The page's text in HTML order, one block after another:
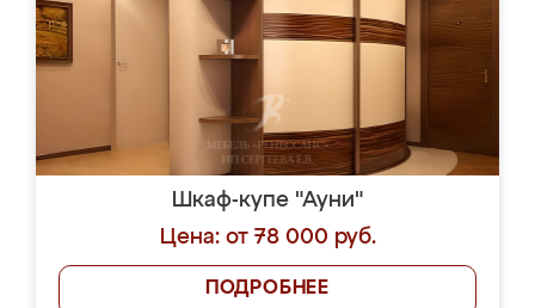
Шкаф-купе "Ауни"
Цена: от 78 000 руб.
ПОДРОБНЕЕ